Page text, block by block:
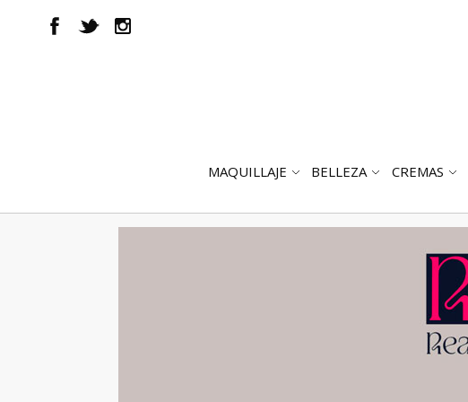
ABRIR
MAQUILLAJE
ABRIR
BELLEZA CREMAS